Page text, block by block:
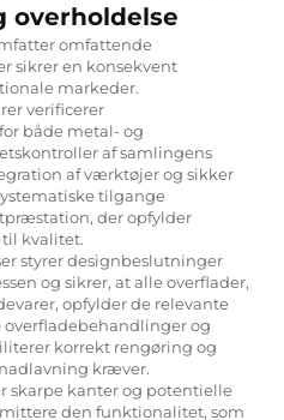
overholdelse
omfattende
sikrer en konsekvent
markeder.
verificerer
både metal- og
af samlingens
af værktøjer og sikker
tilgange
der opfylder
kvalitet.
styrer designbeslutninger
og sikrer, at alle overflader,
opfylder de relevante
og
korrekt rengøring og
kræver.
skarpe kanter og potentielle
den funktionalitet, som